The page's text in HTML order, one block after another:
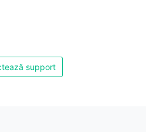
support